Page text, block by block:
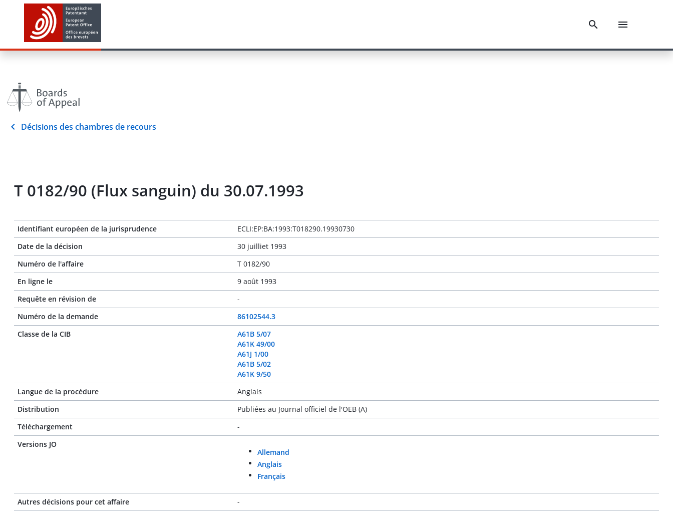
Décisions des chambres de recours
T 0182/90 (Flux sanguin) du 30.07.1993
Identifiant européen de la jurisprudence
ECLI:EP:BA:1993:T018290.19930730
Date de la décision
30 juilliet 1993
Numéro de l'affaire
T 0182/90
En ligne le
9 août 1993
Requête en révision de
-
Numéro de la demande
86102544.3
Classe de la CIB
A61B 5/07
A61K 49/00
A61J 1/00
A61B 5/02
A61K 9/50
Langue de la procédure
Anglais
Distribution
Publiées au Journal officiel de l'OEB (A)
Téléchargement
-
Versions JO
Allemand
Anglais
Français
Autres décisions pour cet affaire
-